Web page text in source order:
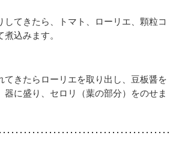
してきたら、トマト、ローリエ、顆粒コ
込みます。
てきたらローリエを取り出し、豆板醤を
器に盛り、セロリ（葉の部分）をのせま